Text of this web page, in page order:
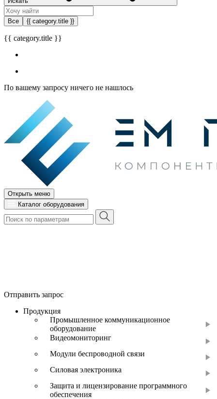
Все {{ category.title }}
{{ category.title }}
По вашему запросу ничего не нашлось
Открыть меню
Каталог оборудования
Отправить запрос
Продукция
Промышленное коммуникационное
оборудование
Видеомониторинг
Модули беспроводной связи
Силовая электроника
Защита и лицензирование программного
обеспечения